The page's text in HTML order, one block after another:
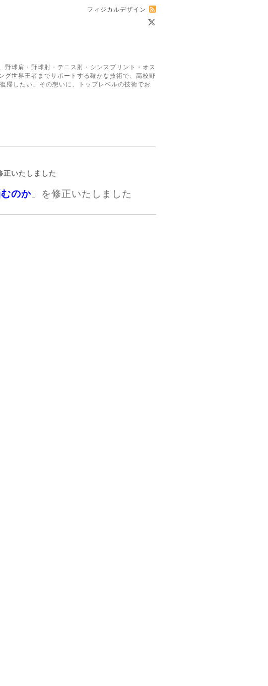
フィジカルデザイン
野球肩・野球肘・テニス肘・シンスプリント・オス
グ世界王者までサポートする確かな技術で、高校野
帰したい」その想いに、トップレベルの技術でお
正いたしました
のか 」を修正いたしました